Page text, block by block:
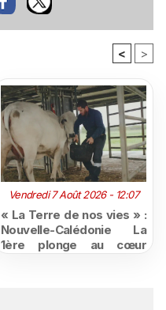
< >
Vendredi 7 Août 2026 - 12:07
« La Terre de nos vies » :
Nouvelle-Calédonie La
1ère plonge au cœur